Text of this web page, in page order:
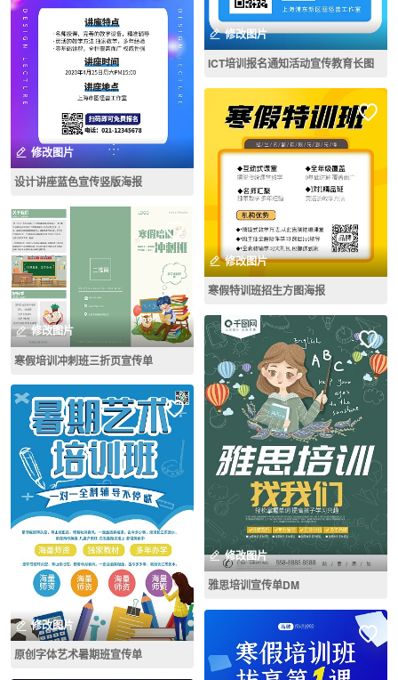
修改图片
设计讲座蓝色宣传竖版海报
修改图片
寒假培训冲刺班三折页宣传单
修改图片
原创字体艺术暑期班宣传单
修改图片
ICT培训报名通知活动宣传教育长图
修改图片
寒假特训班招生方图海报
修改图片
雅思培训宣传单DM